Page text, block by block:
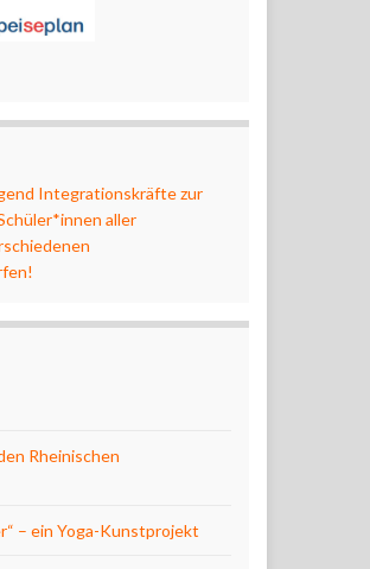
Integrationskräfte zur
aller
Rheinischen
– ein Yoga-Kunstprojekt